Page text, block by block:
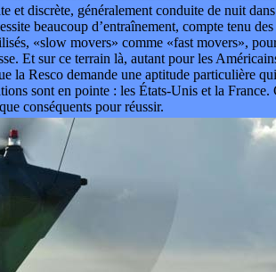
et discrète, généralement conduite de nuit
beaucoup d’entraînement, compte tenu
«slow movers» comme «fast movers»,
Et sur ce terrain là, autant pour les
la Resco demande une aptitude particulière
sont en pointe : les États-Unis et la France.
conséquents pour réussir.